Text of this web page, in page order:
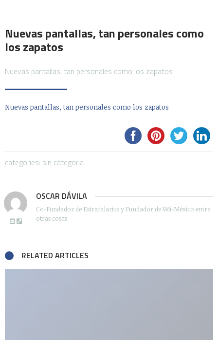
Nuevas pantallas, tan personales como
los zapatos
Nuevas pantallas, tan personales como los zapatos
Nuevas pantallas, tan personales como los zapatos
categories: sin categoría
OSCAR DÁVILA
Co-Fundador de Estrafalarius y Fundador de Wii-México entre
otras cosas
RELATED ARTICLES